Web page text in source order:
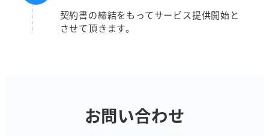
契約書の締結をもってサービス提供開始と
させて頂きます。
お問い合わせ